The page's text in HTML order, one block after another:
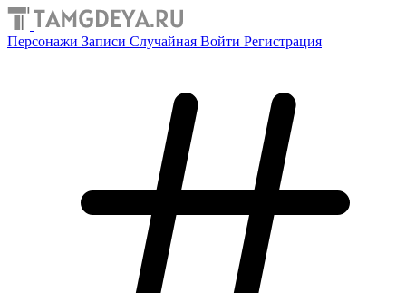
Персонажи Записи Случайная Войти Регистрация